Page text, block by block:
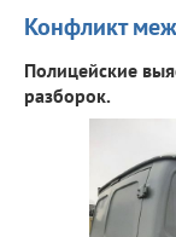
Конфликт
Полицейские
разборок.